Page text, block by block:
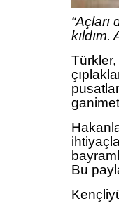
kıldım.
Bu